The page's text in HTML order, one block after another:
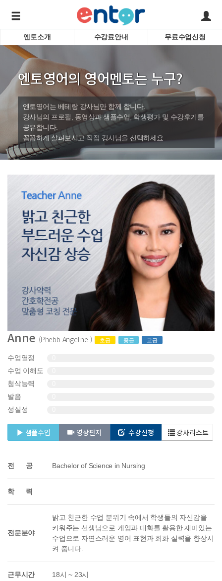
학습도우미 G1
바로가기
서비스안내
강사소개
회사소개
어린이
인터뷰
시험영
영자신
수업
엔토소개 수강료안내 무료수업신청
엔토영어의 영어멘토는 누구?
엔토영어는 베테랑 강사님만 함께 합니다.
강사님의 프로필, 동영상과 샘플수업, 학생평가 및 수강후기를
공유합니다.
꼼꼼하게 살펴보시고 직접 강사님을 선택하세요
Anne (Phebb Angeline ) 초급 중급 고급
수업열정
수업 이해도
첨삭능력
발음
성실성
샘플수업 영상편지 수강신청 강사리스트
전 공 Bachelor of Science in Nursing
학 력
전문분야
밝고 친근한 수업 분위기 속에서 학생들의 자신감을
키워주는 선생님으로 게임과 대화를 활용한 재미있는
수업으로 자연스러운 영어 표현과 회화 실력을 향상시
켜 줍니다.
근무시간 18시 ~ 23시